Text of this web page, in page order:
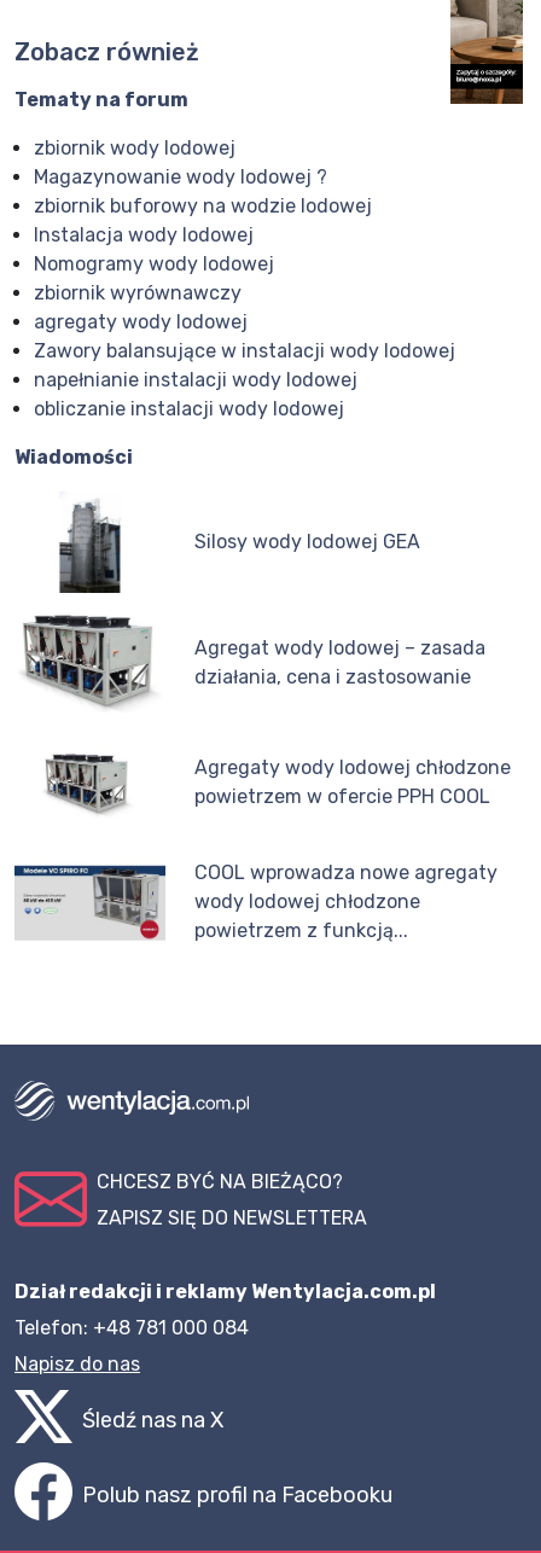
Zobacz również
Tematy na forum
zbiornik wody lodowej
Magazynowanie wody lodowej ?
zbiornik buforowy na wodzie lodowej
Instalacja wody lodowej
Nomogramy wody lodowej
zbiornik wyrównawczy
agregaty wody lodowej
Zawory balansujące w instalacji wody lodowej
napełnianie instalacji wody lodowej
obliczanie instalacji wody lodowej
Wiadomości
Silosy wody lodowej GEA
Agregat wody lodowej – zasada
działania, cena i zastosowanie
Agregaty wody lodowej chłodzone
powietrzem w ofercie PPH COOL
COOL wprowadza nowe agregaty
wody lodowej chłodzone
powietrzem z funkcją...
CHCESZ BYĆ NA BIEŻĄCO?
ZAPISZ SIĘ DO NEWSLETTERA
Dział redakcji i reklamy Wentylacja.com.pl
Telefon: +48 781 000 084
Napisz do nas
Śledź nas na X
Polub nasz profil na Facebooku